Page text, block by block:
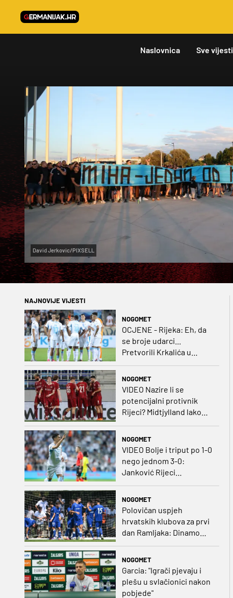
Naslovnica Sve vijesti
David Jerkovic/PIXSELL
NAJNOVIJE VIJESTI
NOGOMET
OCJENE - Rijeka: Eh, da
se broje udarci...
Pretvorili Krkalića u
NOGOMET
VIDEO Nazire li se
potencijalni protivnik
Rijeci? Midtjylland lako
NOGOMET
VIDEO Bolje i triput po 1-0
nego jednom 3-0:
Janković Rijeci
projektilom donio slavlje
protivnika
NOGOMET
Polovičan uspjeh
hrvatskih klubova za prvi
dan Ramljaka: Dinamo
poražen od Juventusa,
NOGOMET
Garcia: "Igrači pjevaju i
plešu u svlačionici nakon
pobjede"